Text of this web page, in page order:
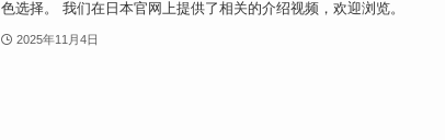
色选择。 我们在日本官网上提供了相关的介绍视频，欢迎浏览。
2025年11月4日